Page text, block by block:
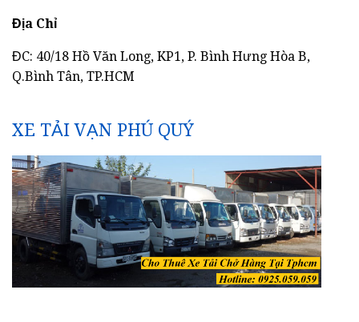
Địa Chỉ
ĐC: 40/18 Hồ Văn Long, KP1, P. Bình Hưng Hòa B,
Q.Bình Tân, TP.HCM
XE TẢI VẠN PHÚ QUÝ